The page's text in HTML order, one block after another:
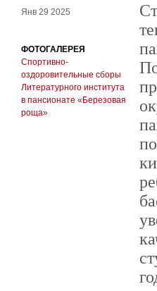
Янв 29 2025
ФОТОГАЛЕРЕЯ
Спортивно-
оздоровительные сборы
Литературного института
в пансионате «Березовая
роща»